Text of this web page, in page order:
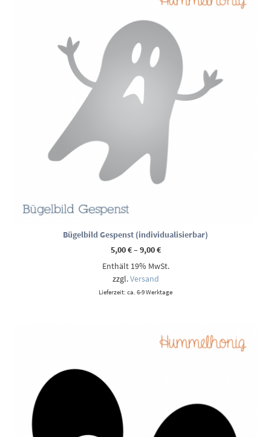
Bügelbild Gespenst (individualisierbar)
5,00€–9,00€Preisspanne:
bis
Enthält 19% MwSt.
zzgl.Versand
Lieferzeit: ca. 6-9 Werktage